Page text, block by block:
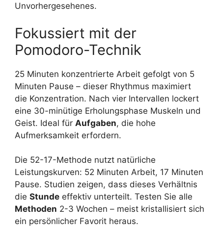
Unvorhergesehenes.
Fokussiert mit der
Pomodoro-Technik
25 Minuten konzentrierte Arbeit gefolgt von 5
Minuten Pause – dieser Rhythmus maximiert
die Konzentration. Nach vier Intervallen lockert
eine 30-minütige Erholungsphase Muskeln und
Geist. Ideal für Aufgaben, die hohe
Aufmerksamkeit erfordern.
Die 52-17-Methode nutzt natürliche
Leistungskurven: 52 Minuten Arbeit, 17 Minuten
Pause. Studien zeigen, dass dieses Verhältnis
die Stunde effektiv unterteilt. Testen Sie alle
Methoden 2-3 Wochen – meist kristallisiert sich
ein persönlicher Favorit heraus.